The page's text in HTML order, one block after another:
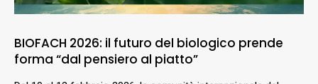
BIOFACH 2026: il futuro del biologico prende
forma “dal pensiero al piatto”